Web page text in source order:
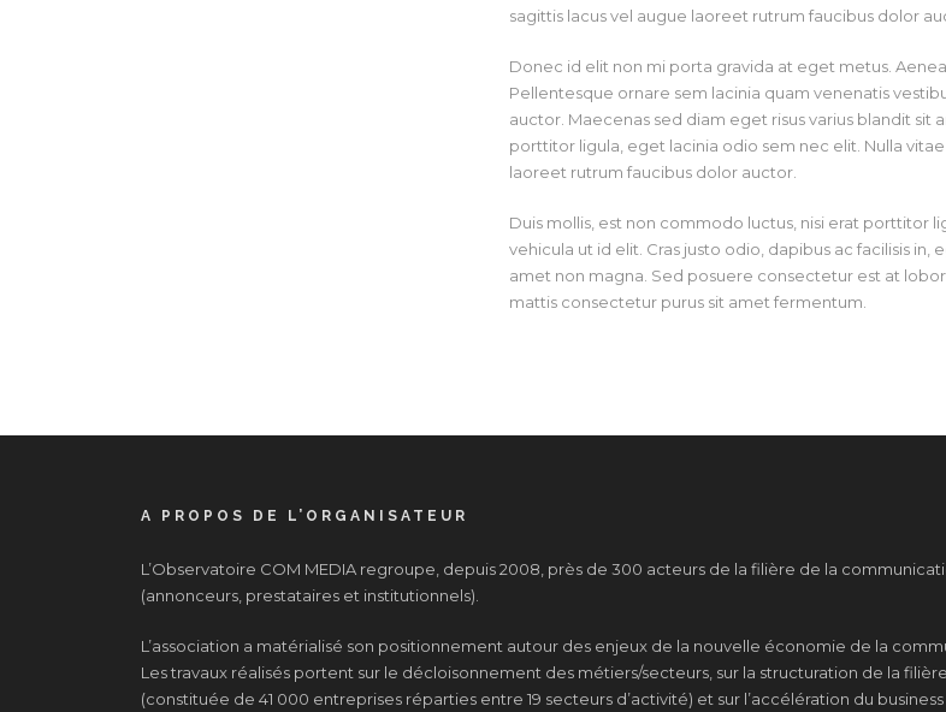
sagittis lacus vel augue laoreet rutrum faucibus dolor
Donec id elit non mi porta gravida at eget metus.
Pellentesque ornare sem lacinia quam venenatis
auctor. Maecenas sed diam eget risus varius blandit sit
porttitor ligula, eget lacinia odio sem nec elit. Nulla
laoreet rutrum faucibus dolor auctor.
Duis mollis, est non commodo luctus, nisi erat porttitor
vehicula ut id elit. Cras justo odio, dapibus ac facilisis
amet non magna. Sed posuere consectetur est at
mattis consectetur purus sit amet fermentum.
A PROPOS DE L’ORGANISATEUR
L’Observatoire COM MEDIA regroupe, depuis 2008, près de 300 acteurs de la filière de la
(annonceurs, prestataires et institutionnels).
L’association a matérialisé son positionnement autour des enjeux de la nouvelle économie de la
Les travaux réalisés portent sur le décloisonnement des métiers/secteurs, sur la structuration de la filière
(constituée de 41 000 entreprises réparties entre 19 secteurs d’activité) et sur l’accélération du